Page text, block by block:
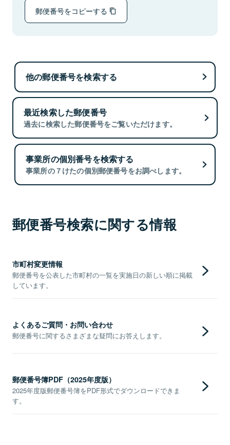
郵便番号をコピーする
他の郵便番号を検索する
最近検索した郵便番号
過去に検索した郵便番号をご覧いただけます。
事業所の個別番号を検索する
事業所の７けたの個別郵便番号をお調べします。
郵便番号検索に関する情報
市町村変更情報
郵便番号を公表した市町村の一覧を実施日の新しい順に掲載
しています。
よくあるご質問・お問い合わせ
郵便番号に関するさまざまな疑問にお答えします。
郵便番号簿PDF（2025年度版）
2025年度版郵便番号簿をPDF形式でダウンロードできま
す。